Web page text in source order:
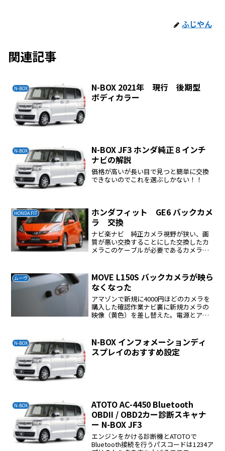
ふじやん
関連記事
N-BOX
N-BOX 2021年 現行 後期型
ボディカラー
N-BOX
N-BOX JF3 ホンダ純正８インチ
ナビの解説
価格が高いが長い目で見つと簡単に交換
できないのでこれを選ぶしかない！！
HONDA FIT
ホンダフィット GE6 バックカメ
ラ 交換
ナビ楽ナビ 純正カメラ視野が狭い、画
質が悪い交換することにした交換したカ
メラこのケーブルが必要であるカメラは
が入りモニターに映る。ケーブルはライ
センスライトの穴のコーナ...
ムーヴ
MOVE L150S バックカメラが映ら
なくなった
アマゾンで新規に4000円ほどのカメラを
購入した確認作業ナビ裏に新規カメラの
映像（黄色）を差し替えた。電源とアー
ビ本体の故障ではない。カメラを取り外
していたところケー...
N-BOX
N-BOX インフォメーションディ
スプレイのおすすめ設定
N-BOX
ATOTO AC-4450 Bluetooth
OBDII / OBD2カー診断スキャナ
ー N-BOX JF3
エンジンをかける診断機とATOTOで
Bluetooth接続を行うパスコードは1234ア